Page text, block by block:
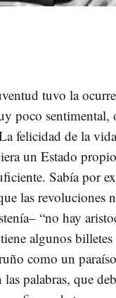
tuvo la
poco
felicidad de la
un Estado
Sabía por
las revoluciones
“no hay
algunos
como un
palabras, que